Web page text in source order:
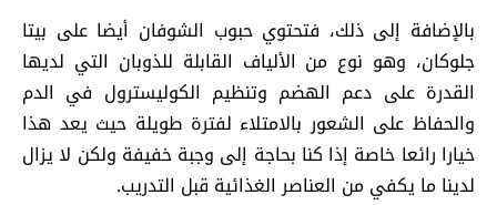
بالإضافة إلى ذلك، فتحتوي حبوب الشوفان أيضا على بيتا
جلوكان، وهو نوع من الألياف القابلة للذوبان التي لديها
القدرة على دعم الهضم وتنظيم الكوليسترول في الدم
والحفاظ على الشعور بالامتلاء لفترة طويلة حيث يعد هذا
خيارا رائعا خاصة إذا كنا بحاجة إلى وجبة خفيفة ولكن لا يزال
لدينا ما يكفي من العناصر الغذائية قبل التدريب.